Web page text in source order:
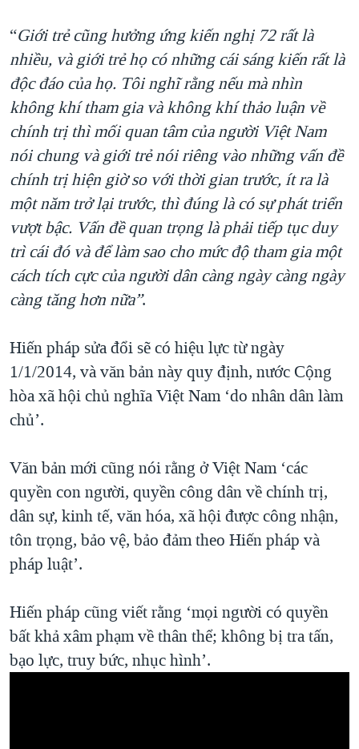
“Giới trẻ cũng hưởng ứng kiến nghị 72 rất là
nhiều, và giới trẻ họ có những cái sáng kiến rất là
độc đáo của họ. Tôi nghĩ rằng nếu mà nhìn
không khí tham gia và không khí thảo luận về
chính trị thì mối quan tâm của người Việt Nam
nói chung và giới trẻ nói riêng vào những vấn đề
chính trị hiện giờ so với thời gian trước, ít ra là
một năm trở lại trước, thì đúng là có sự phát triển
vượt bậc. Vấn đề quan trọng là phải tiếp tục duy
trì cái đó và để làm sao cho mức độ tham gia một
cách tích cực của người dân càng ngày càng ngày
càng tăng hơn nữa”.
Hiến pháp sửa đổi sẽ có hiệu lực từ ngày
1/1/2014, và văn bản này quy định, nước Cộng
hòa xã hội chủ nghĩa Việt Nam ‘do nhân dân làm
chủ’.
Văn bản mới cũng nói rằng ở Việt Nam ‘các
quyền con người, quyền công dân về chính trị,
dân sự, kinh tế, văn hóa, xã hội được công nhận,
tôn trọng, bảo vệ, bảo đảm theo Hiến pháp và
pháp luật’.
Hiến pháp cũng viết rằng ‘mọi người có quyền
bất khả xâm phạm về thân thể; không bị tra tấn,
bạo lực, truy bức, nhục hình’.